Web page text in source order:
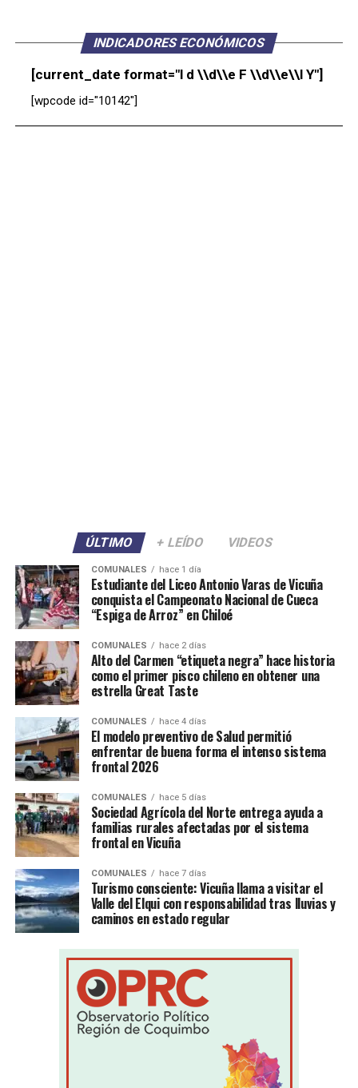
INDICADORES ECONÓMICOS
[current_date format="l d \\d\\e F \\d\\e\\l Y"]
[wpcode id="10142"]
ÚLTIMO + LEÍDO VIDEOS
COMUNALES hace 1 día
Estudiante del Liceo Antonio Varas de Vicuña
conquista el Campeonato Nacional de Cueca
“Espiga de Arroz” en Chiloé
COMUNALES hace 2 días
Alto del Carmen “etiqueta negra” hace historia
como el primer pisco chileno en obtener una
estrella Great Taste
COMUNALES hace 4 días
El modelo preventivo de Salud permitió
enfrentar de buena forma el intenso sistema
frontal 2026
COMUNALES hace 5 días
Sociedad Agrícola del Norte entrega ayuda a
familias rurales afectadas por el sistema
frontal en Vicuña
COMUNALES hace 7 días
Turismo consciente: Vicuña llama a visitar el
Valle del Elqui con responsabilidad tras lluvias y
caminos en estado regular